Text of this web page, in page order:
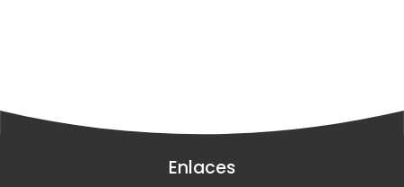
Enlaces